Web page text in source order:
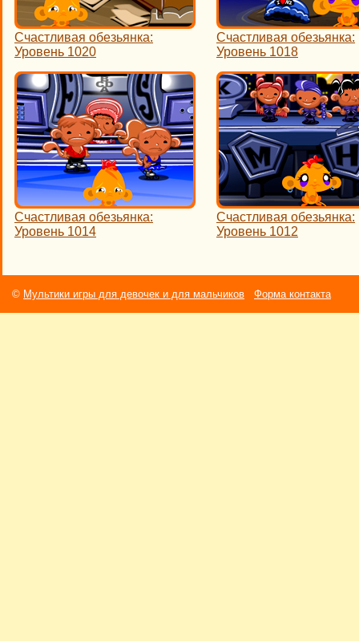
Счастливая обезьянка:
Уровень 1020
Счастливая обезьянка:
Уровень 1018
Счастливая обезьянка:
Уровень 1014
Счастливая обезьянка:
Уровень 1012
© Мультики игры для девочек и для мальчиков Форма контакта